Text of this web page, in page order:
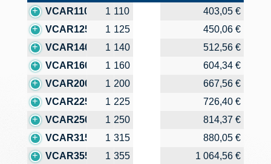
Référence Ø Prix Public HT
VCAR110 110
1
403,05 €
VCAR125
125
1
450,06 €
VCAR140
140
1
512,56 €
VCAR160
160
1
604,34 €
VCAR200
200
1
667,56 €
VCAR225
225
1
726,40 €
VCAR250
250
1
814,37 €
VCAR315
315
1
880,05 €
VCAR355
355
1
1 064,56 €